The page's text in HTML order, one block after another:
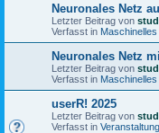
Neuronales Netz
Letzter Beitrag von
Verfasst in
Neuronales Netz
Letzter Beitrag von
Verfasst in
userR! 2025
Letzter Beitrag von
Verfasst in